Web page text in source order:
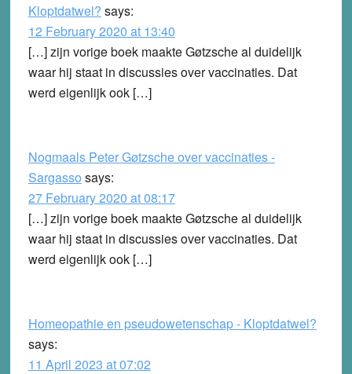
Kloptdatwel? says:
12 February 2020 at 13:40
[…] zijn vorige boek maakte Gøtzsche al duidelijk
waar hij staat in discussies over vaccinaties. Dat
werd eigenlijk ook […]
Nogmaals Peter Gøtzsche over vaccinaties -
Sargasso says:
27 February 2020 at 08:17
[…] zijn vorige boek maakte Gøtzsche al duidelijk
waar hij staat in discussies over vaccinaties. Dat
werd eigenlijk ook […]
Homeopathie en pseudowetenschap - Kloptdatwel?
says:
11 April 2023 at 07:02